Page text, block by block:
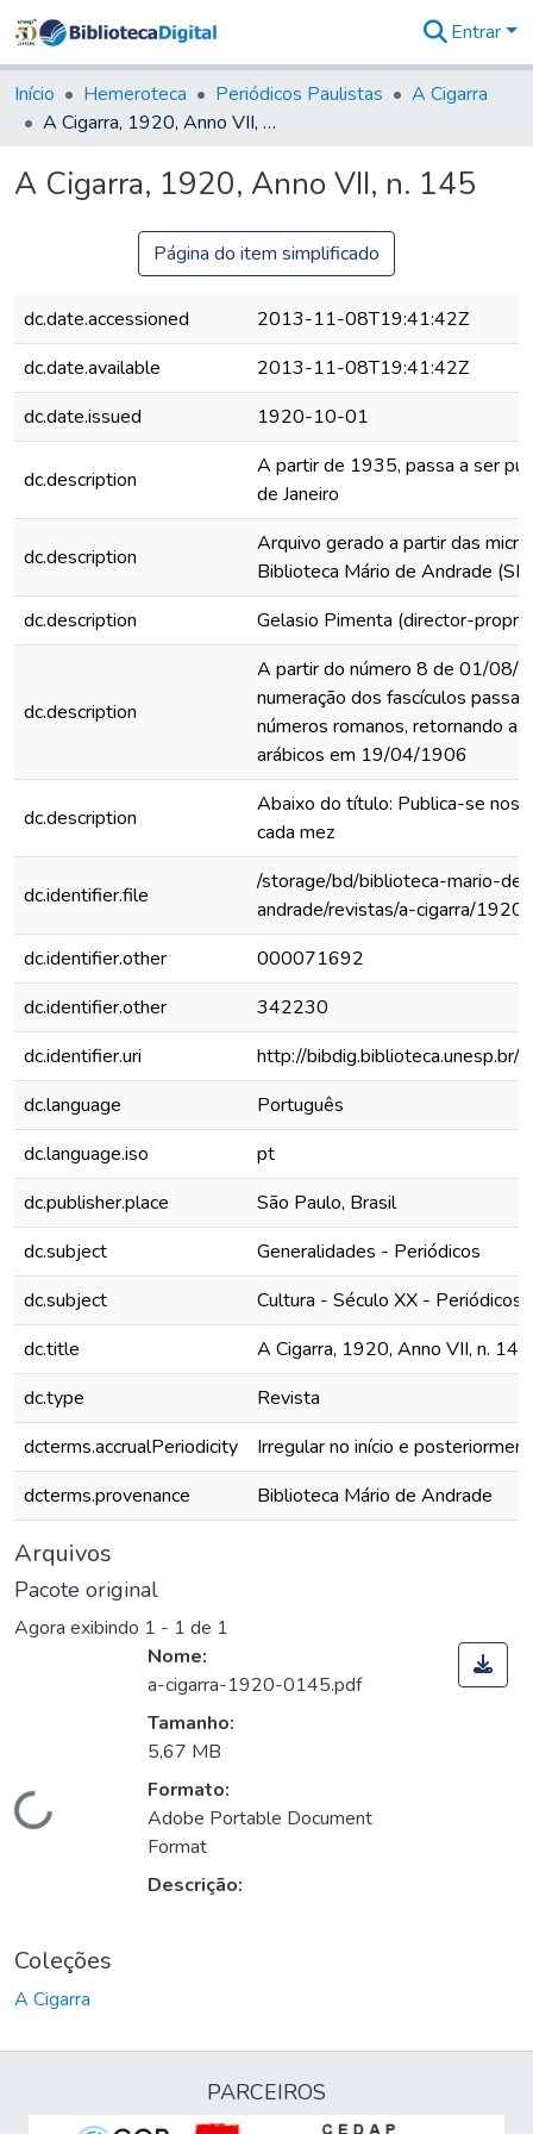
&
Coleções
Tudo na
Digital
Entrar
Início Hemeroteca Periódicos Paulistas
A Cigarra
A Cigarra, 1920, Anno VII, n. 145
A Cigarra, 1920, Anno VII, n. 145
Página do item simplificado
dc.date.accessioned
2013-11-08T19:41:42Z
dc.date.available
2013-11-08T19:41:42Z
dc.date.issued
1920-10-01
dc.description
A partir de 1935, passa a ser
de Janeiro
dc.description
Arquivo gerado a partir das
Biblioteca Mário de Andrade (SP)
dc.description
Gelasio Pimenta (director-
dc.description
A partir do número 8 de 01/08/
numeração dos fascículos passa
números romanos, retornando a
arábicos em 19/04/1906
dc.description
Abaixo do título: Publica-se nos
cada mez
dc.identifier.file
/storage/bd/biblioteca-mario-de-
andrade/revistas/a-cigarra/
dc.identifier.other
000071692
dc.identifier.other
342230
dc.identifier.uri
http://
dc.language
Português
dc.language.iso
pt
dc.publisher.place
São Paulo, Brasil
dc.subject
Generalidades - Periódicos
dc.subject
Cultura - Século XX - Periódicos
dc.title
A Cigarra, 1920, Anno VII, n. 145
dc.type
Revista
dcterms.accrualPeriodicity
Irregular no início e
dcterms.provenance
Biblioteca Mário de Andrade
Arquivos
Pacote original
Agora exibindo 1 - 1 de 1
Carregando...
Nome:
a-cigarra-1920-0145.pdf
Tamanho:
5,67 MB
Formato:
Adobe Portable Document
Format
Descrição:
Coleções
A Cigarra
PARCEIROS